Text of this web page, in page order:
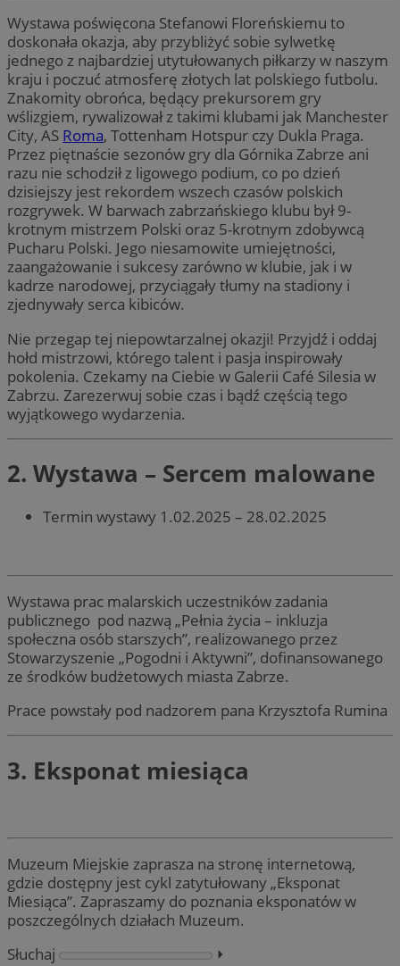
Wystawa poświęcona Stefanowi Floreńskiemu to
doskonała okazja, aby przybliżyć sobie sylwetkę
jednego z najbardziej utytułowanych piłkarzy w naszym
kraju i poczuć atmosferę złotych lat polskiego futbolu.
Znakomity obrońca, będący prekursorem gry
wślizgiem, rywalizował z takimi klubami jak Manchester
City, AS Roma, Tottenham Hotspur czy Dukla Praga.
Przez piętnaście sezonów gry dla Górnika Zabrze ani
razu nie schodził z ligowego podium, co po dzień
dzisiejszy jest rekordem wszech czasów polskich
rozgrywek. W barwach zabrzańskiego klubu był 9-
krotnym mistrzem Polski oraz 5-krotnym zdobywcą
Pucharu Polski. Jego niesamowite umiejętności,
zaangażowanie i sukcesy zarówno w klubie, jak i w
kadrze narodowej, przyciągały tłumy na stadiony i
zjednywały serca kibiców.
Nie przegap tej niepowtarzalnej okazji! Przyjdź i oddaj
hołd mistrzowi, którego talent i pasja inspirowały
pokolenia. Czekamy na Ciebie w Galerii Café Silesia w
Zabrzu. Zarezerwuj sobie czas i bądź częścią tego
wyjątkowego wydarzenia.
2. Wystawa – Sercem malowane
Termin wystawy 1.02.2025 – 28.02.2025
Wystawa prac malarskich uczestników zadania
publicznego pod nazwą „Pełnia życia – inkluzja
społeczna osób starszych”, realizowanego przez
Stowarzyszenie „Pogodni i Aktywni”, dofinansowanego
ze środków budżetowych miasta Zabrze.
Prace powstały pod nadzorem pana Krzysztofa Rumina
3. Eksponat miesiąca
Muzeum Miejskie zaprasza na stronę internetową,
gdzie dostępny jest cykl zatytułowany „Eksponat
Miesiąca”. Zapraszamy do poznania eksponatów w
poszczególnych działach Muzeum.
Słuchaj
⏵︎